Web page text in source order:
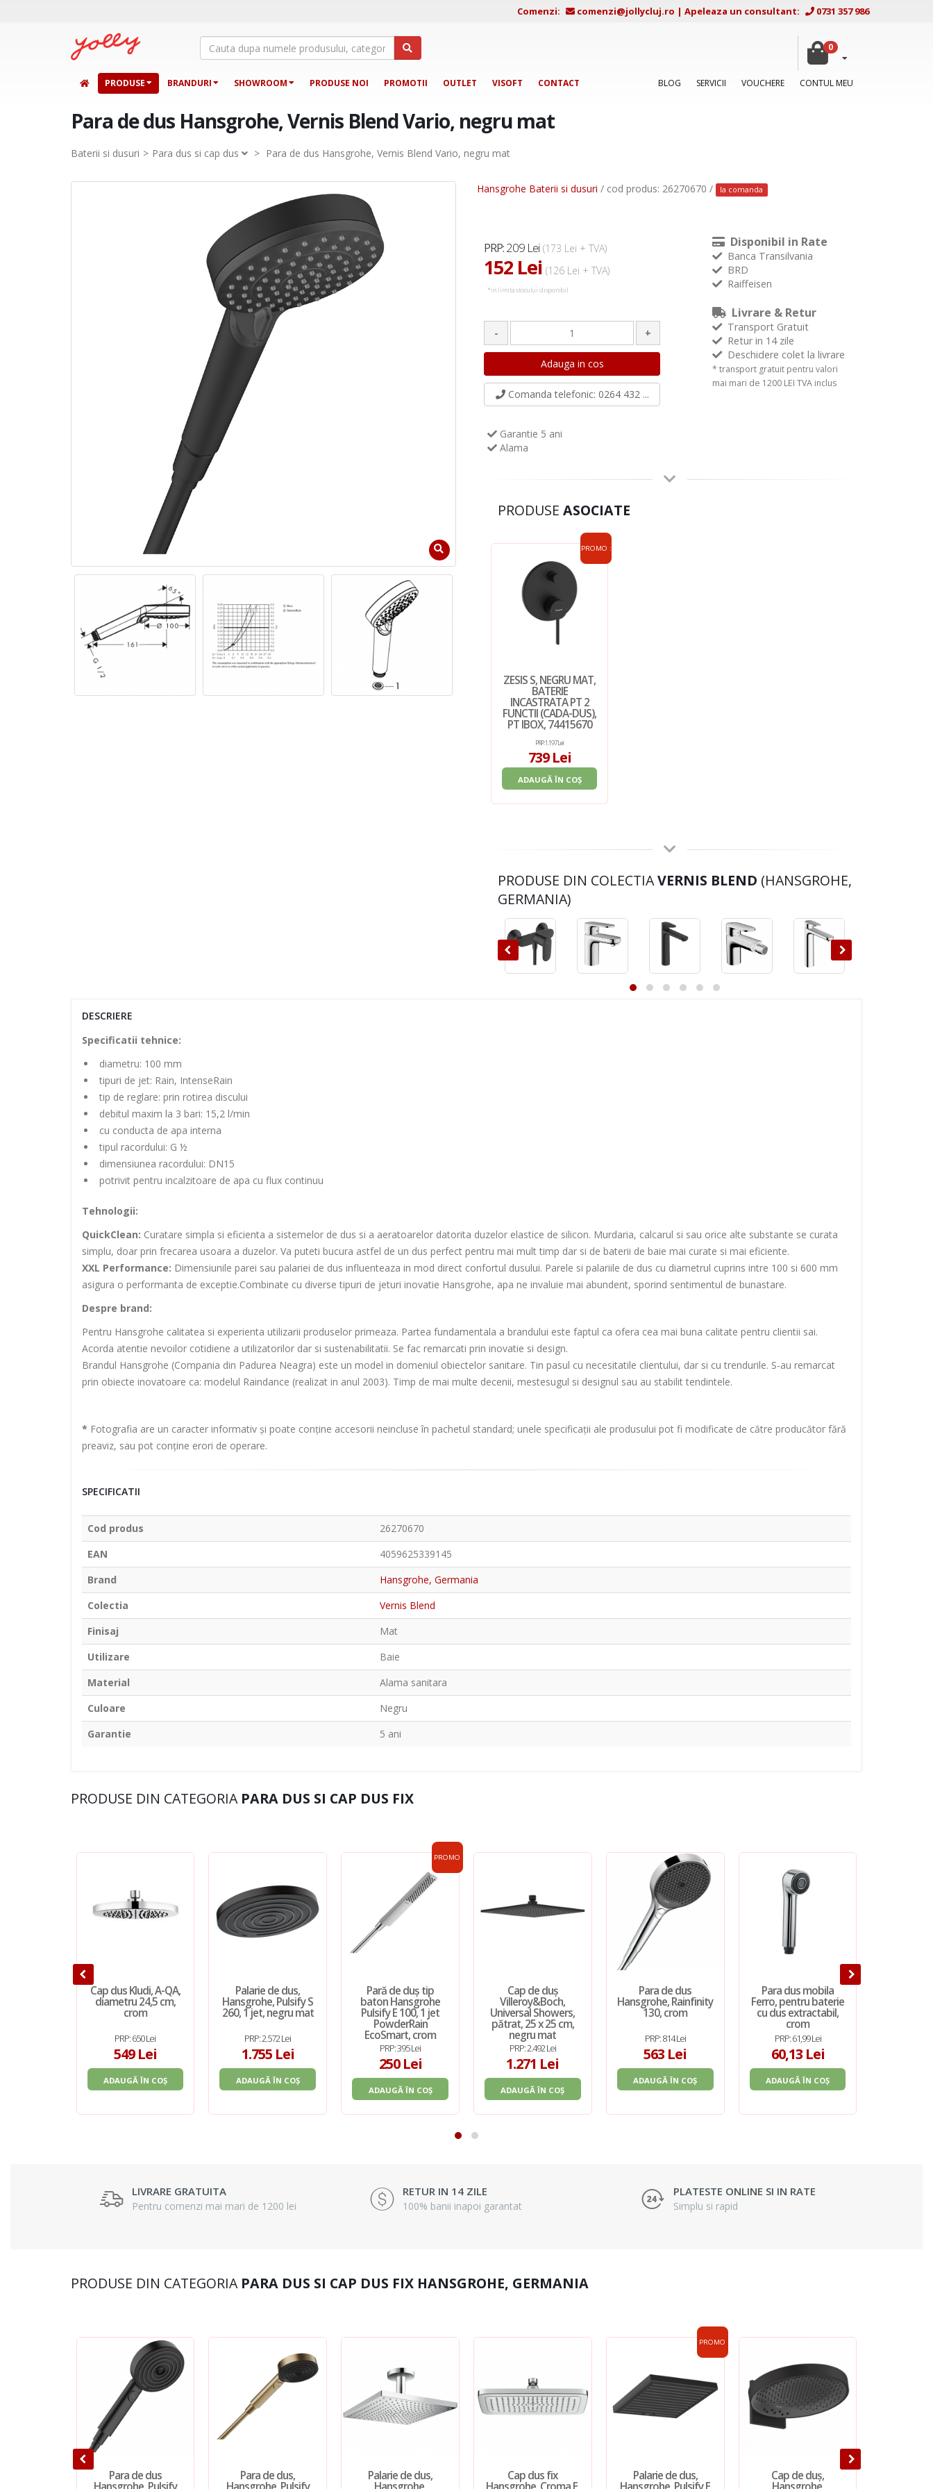
Comenzi: comenzi@jollycluj.ro | Apeleaza un consultant: 0731 357 986
0
PRODUSE BRANDURI SHOWROOM PRODUSE NOI PROMOTII OUTLET VISOFT CONTACT BLOG SERVICII VOUCHERE CONTUL MEU
Para de dus Hansgrohe, Vernis Blend Vario, negru mat
Baterii si dusuri Para dus si cap dus > Para de dus Hansgrohe, Vernis Blend Vario, negru mat
Hansgrohe Baterii si dusuri / cod produs: 26270670 / la comanda
PRP:209 Lei (173 Lei + TVA)
152 Lei (126 Lei + TVA)
*in limita stocului disponibil
- +
Comanda telefonic: 0264 432 ...
Garantie 5 ani
Alama
Disponibil in Rate
Banca Transilvania
BRD
Raiffeisen
Livrare & Retur
Transport Gratuit
Retur in 14 zile
Deschidere colet la livrare
* transport gratuit pentru valori
mai mari de 1200 LEI TVA inclus
PRODUSE ASOCIATE
PROMO :
ZESIS S, NEGRU MAT,
BATERIE
INCASTRATA PT 2
FUNCTII (CADA-DUS),
PT IBOX, 74415670
PRP: 1.197 Lei
739 Lei
ADAUGĂ ÎN COȘ
PRODUSE DIN COLECTIAVERNIS BLEND (HANSGROHE,
GERMANIA)
DESCRIERE
Specificatii tehnice:
diametru: 100 mm
tipuri de jet: Rain, IntenseRain
tip de reglare: prin rotirea discului
debitul maxim la 3 bari: 15,2 l/min
cu conducta de apa interna
tipul racordului: G ½
dimensiunea racordului: DN15
potrivit pentru incalzitoare de apa cu flux continuu
Tehnologii:
QuickClean: Curatare simpla si eficienta a sistemelor de dus si a aeratoarelor datorita duzelor elastice de silicon. Murdaria, calcarul si sau orice alte substante se curata
simplu, doar prin frecarea usoara a duzelor. Va puteti bucura astfel de un dus perfect pentru mai mult timp dar si de baterii de baie mai curate si mai eficiente.
XXL Performance: Dimensiunile parei sau palariei de dus influenteaza in mod direct confortul dusului. Parele si palariile de dus cu diametrul cuprins intre 100 si 600 mm
asigura o performanta de exceptie.Combinate cu diverse tipuri de jeturi inovatie Hansgrohe, apa ne invaluie mai abundent, sporind sentimentul de bunastare.
Despre brand:
Pentru Hansgrohe calitatea si experienta utilizarii produselor primeaza. Partea fundamentala a brandului este faptul ca ofera cea mai buna calitate pentru clientii sai.
Acorda atentie nevoilor cotidiene a utilizatorilor dar si sustenabilitatii. Se fac remarcati prin inovatie si design.
Brandul Hansgrohe (Compania din Padurea Neagra) este un model in domeniul obiectelor sanitare. Tin pasul cu necesitatile clientului, dar si cu trendurile. S-au remarcat
prin obiecte inovatoare ca: modelul Raindance (realizat in anul 2003). Timp de mai multe decenii, mestesugul si designul sau au stabilit tendintele.
* Fotografia are un caracter informativ și poate conține accesorii neincluse în pachetul standard; unele specificații ale produsului pot fi modificate de către producător fără
preaviz, sau pot conține erori de operare.
SPECIFICATII
Cod produs
26270670
EAN
4059625339145
Brand
Hansgrohe, Germania
Colectia
Vernis Blend
Finisaj
Mat
Utilizare
Baie
Material
Alama sanitara
Culoare
Negru
Garantie
5 ani
PRODUSE DIN CATEGORIA PARA DUS SI CAP DUS FIX
Cap dus Kludi, A-QA,
diametru 24,5 cm,
crom
PRP: 650 Lei
549 Lei
ADAUGĂ ÎN COȘ
Palarie de dus,
Hansgrohe, Pulsify S
260, 1 jet, negru mat
PRP: 2.572 Lei
1.755 Lei
ADAUGĂ ÎN COȘ
PROMO
Pară de duș tip
baton Hansgrohe
Pulsify E 100, 1 jet
PowderRain
EcoSmart, crom
PRP: 395 Lei
250 Lei
ADAUGĂ ÎN COȘ
Cap de duș
Villeroy&Boch,
Universal Showers,
pătrat, 25 x 25 cm,
negru mat
PRP: 2.492 Lei
1.271 Lei
ADAUGĂ ÎN COȘ
Para de dus
Hansgrohe, Rainfinity
130, crom
PRP: 814 Lei
563 Lei
ADAUGĂ ÎN COȘ
Para dus mobila
Ferro, pentru baterie
cu dus extractabil,
crom
PRP: 61,99 Lei
60,13 Lei
ADAUGĂ ÎN COȘ
LIVRARE GRATUITA
Pentru comenzi mai mari de 1200 lei
RETUR IN 14 ZILE
100% banii inapoi garantat
PLATESTE ONLINE SI IN RATE
Simplu si rapid
PRODUSE DIN CATEGORIA PARA DUS SI CAP DUS FIX HANSGROHE, GERMANIA
Para de dus Para de dus, Palarie de dus, Cap dus fix
PROMO
Palarie de dus, Cap de duș,